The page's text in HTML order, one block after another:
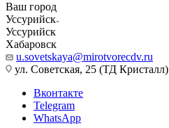
Ваш город
Уссурийск
Уссурийск
Хабаровск
u.sovetskaya@mirotvorecdv.ru
ул. Советская, 25 (ТД Кристалл)
Вконтакте
Telegram
WhatsApp